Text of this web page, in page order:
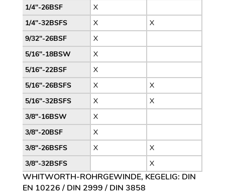
1/4″-26BSF
X
1/4″-32BSFS
X
X
9/32″-26BSF
X
5/16″-18BSW
X
5/16″-22BSF
X
5/16″-26BSFS
X
X
5/16″-32BSFS
X
X
3/8″-16BSW
X
3/8″-20BSF
X
3/8″-26BSFS
X
X
3/8″-32BSFS
X
WHITWORTH-ROHRGEWINDE, KEGELIG: DIN
EN 10226 / DIN 2999 / DIN 3858